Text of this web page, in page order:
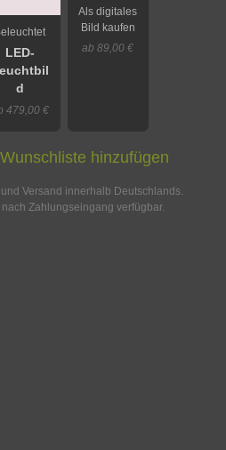
LED-
d
479,00 €
Als digitales
Bild kaufen
ab 89,00 €
hinzufügen
Versand innerhalb Deutschlands.
Zahlungseingang verfügbar.